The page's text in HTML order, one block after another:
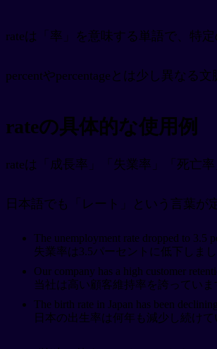
rateは「率」を意味する単語で、特
percentやpercentageとは少し異なる
rateの具体的な使用例
rateは「成長率」「失業率」「死亡
日本語でも「レート」という言葉が
The unemployment rate dropped to 3.5
失業率は3.5パーセントに低下しま
Our company has a high customer
当社は高い顧客維持率を誇っていま
The birth rate in Japan has been
日本の出生率は何年も減少し続けて